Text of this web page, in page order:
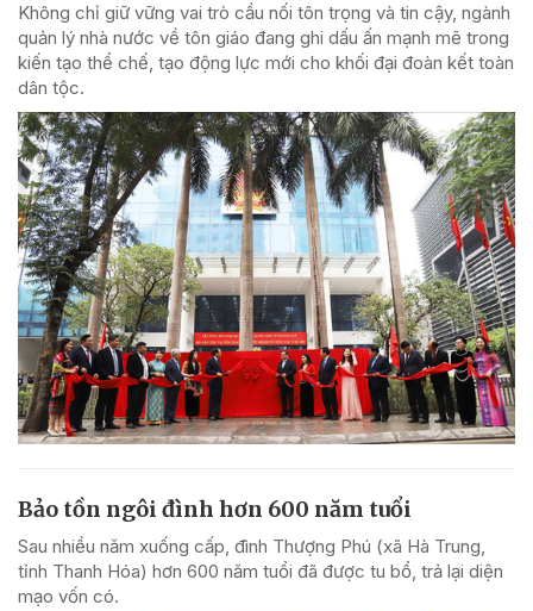
Không chỉ giữ vững vai trò cầu nối tôn trọng và tin cậy, ngành
quản lý nhà nước về tôn giáo đang ghi dấu ấn mạnh mẽ trong
kiến tạo thể chế, tạo động lực mới cho khối đại đoàn kết toàn
dân tộc.
Bảo tồn ngôi đình hơn 600 năm tuổi
Sau nhiều năm xuống cấp, đình Thượng Phú (xã Hà Trung,
tỉnh Thanh Hóa) hơn 600 năm tuổi đã được tu bổ, trả lại diện
mạo vốn có.